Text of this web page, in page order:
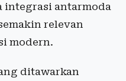
integrasi antarmoda
relevan
modern.
ditawarkan